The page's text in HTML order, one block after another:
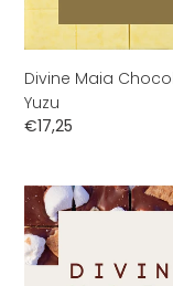
Divine Maia
Yuzu
Normale
€17,25
Divine
Maia
Chocolates
S'mores